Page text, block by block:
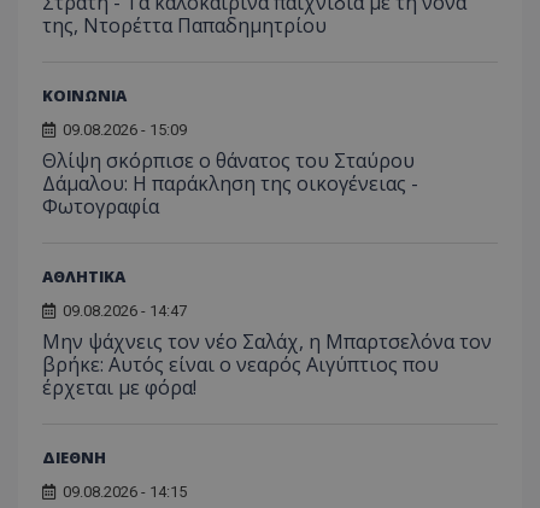
της, Ντορέττα Παπαδημητρίου
ΚΟΙΝΩΝΙΑ
09.08.2026 - 15:09
Θλίψη σκόρπισε ο θάνατος του Σταύρου
Δάμαλου: Η παράκληση της οικογένειας -
Φωτογραφία
ΑΘΛΗΤΙΚΑ
09.08.2026 - 14:47
Μην ψάχνεις τον νέο Σαλάχ, η Μπαρτσελόνα τον
βρήκε: Αυτός είναι ο νεαρός Αιγύπτιος που
έρχεται με φόρα!
ΔΙΕΘΝΗ
09.08.2026 - 14:15